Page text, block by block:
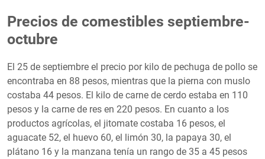
Precios de comestibles septiembre-
octubre
El 25 de septiembre el precio por kilo de pechuga de pollo se
encontraba en 88 pesos, mientras que la pierna con muslo
costaba 44 pesos. El kilo de carne de cerdo estaba en 110
pesos y la carne de res en 220 pesos. En cuanto a los
productos agrícolas, el jitomate costaba 16 pesos, el
aguacate 52, el huevo 60, el limón 30, la papaya 30, el
plátano 16 y la manzana tenía un rango de 35 a 45 pesos